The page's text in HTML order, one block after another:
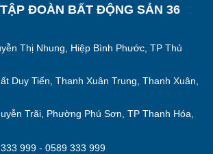
ĐOÀN BẤT ĐỘNG SẢN 36
Thị Nhung, Hiệp Bình Phước, TP Thủ
Duy Tiến, Thanh Xuân Trung, Thanh Xuân,
Trãi, Phường Phú Sơn, TP Thanh Hóa,
999 - 0589 333 999